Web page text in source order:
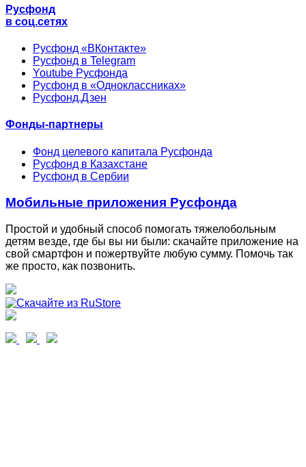
Русфонд
в соц.сетях
Русфонд «ВКонтакте»
Русфонд в Telegram
Youtube Русфонда
Русфонд в «Одноклассниках»
Русфонд.Дзен
Фонды-партнеры
Фонд целевого капитала Русфонда
Русфонд в Казахстане
Русфонд в Сербии
Мобильные приложения Русфонда
Простой и удобный способ помогать тяжелобольным
детям везде, где бы вы ни были: скачайте приложение на
свой смартфон и пожертвуйте любую сумму. Помочь так
же просто, как позвонить.